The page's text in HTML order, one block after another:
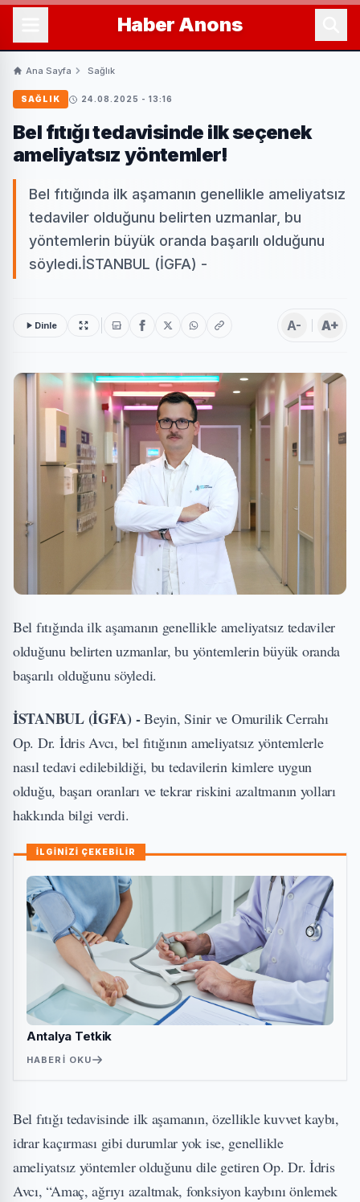
Haber Anons
Ana Sayfa Sağlık
SAĞLIK 24.08.2025 - 13:16
Bel fıtığı tedavisinde ilk seçenek
ameliyatsız yöntemler!
Bel fıtığında ilk aşamanın genellikle ameliyatsız
tedaviler olduğunu belirten uzmanlar, bu
yöntemlerin büyük oranda başarılı olduğunu
söyledi.İSTANBUL (İGFA) -
Dinle A- A+
Bel fıtığında ilk aşamanın genellikle ameliyatsız tedaviler
olduğunu belirten uzmanlar, bu yöntemlerin büyük oranda
başarılı olduğunu söyledi.
İSTANBUL (İGFA) -Beyin, Sinir ve Omurilik Cerrahı
Op. Dr. İdris Avcı, bel fıtığının ameliyatsız yöntemlerle
nasıl tedavi edilebildiği, bu tedavilerin kimlere uygun
olduğu, başarı oranları ve tekrar riskini azaltmanın yolları
hakkında bilgi verdi.
İLGİNİZİ ÇEKEBİLİR
Antalya Tetkik
HABERI OKU
Bel fıtığı tedavisinde ilk aşamanın, özellikle kuvvet kaybı,
idrar kaçırması gibi durumlar yok ise, genellikle
ameliyatsız yöntemler olduğunu dile getiren Op. Dr. İdris
Avcı, “Amaç, ağrıyı azaltmak, fonksiyon kaybını önlemek